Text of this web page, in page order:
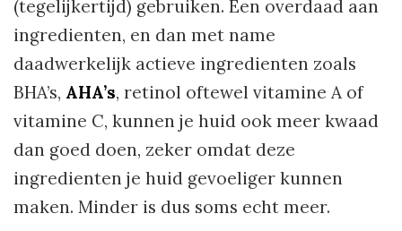
(tegelijkertijd) gebruiken. Een overdaad aan
ingredienten, en dan met name
daadwerkelijk actieve ingredienten zoals
BHA’s, AHA’s, retinol oftewel vitamine A of
vitamine C, kunnen je huid ook meer kwaad
dan goed doen, zeker omdat deze
ingredienten je huid gevoeliger kunnen
maken. Minder is dus soms echt meer.